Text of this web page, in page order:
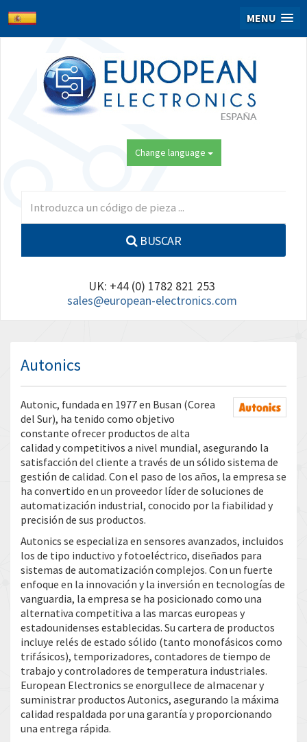
MENU
Change language
BUSCAR
UK: +44 (0) 1782 821 253
sales@european-electronics.com
Autonics
Autonic, fundada en 1977 en Busan (Corea
del Sur), ha tenido como objetivo
constante ofrecer productos de alta
calidad y competitivos a nivel mundial, asegurando la
satisfacción del cliente a través de un sólido sistema de
gestión de calidad. Con el paso de los años, la empresa se
ha convertido en un proveedor líder de soluciones de
automatización industrial, conocido por la fiabilidad y
precisión de sus productos.
Autonics se especializa en sensores avanzados, incluidos
los de tipo inductivo y fotoeléctrico, diseñados para
sistemas de automatización complejos. Con un fuerte
enfoque en la innovación y la inversión en tecnologías de
vanguardia, la empresa se ha posicionado como una
alternativa competitiva a las marcas europeas y
estadounidenses establecidas. Su cartera de productos
incluye relés de estado sólido (tanto monofásicos como
trifásicos), temporizadores, contadores de tiempo de
trabajo y controladores de temperatura industriales.
European Electronics se enorgullece de almacenar y
suministrar productos Autonics, asegurando la máxima
calidad respaldada por una garantía y proporcionando
una entrega rápida.